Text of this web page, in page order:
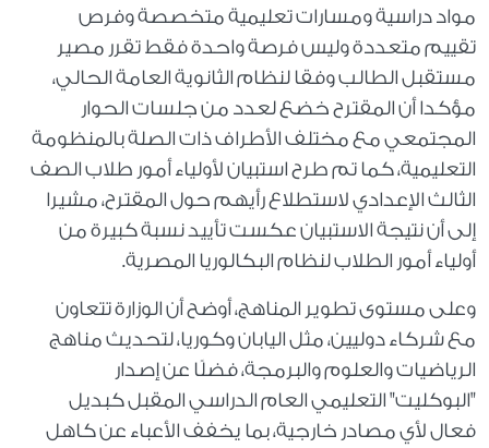
مواد دراسية ومسارات تعليمية متخصصة وفرص
تقييم متعددة وليس فرصة واحدة فقط تقرر مصير
مستقبل الطالب وفقا لنظام الثانوية العامة الحالي،
مؤكدا أن المقترح خضع لعدد من جلسات الحوار
المجتمعي مع مختلف الأطراف ذات الصلة بالمنظومة
التعليمية، كما تم طرح استبيان لأولياء أمور طلاب الصف
الثالث الإعدادي لاستطلاع رأيهم حول المقترح، مشيرا
إلى أن نتيجة الاستبيان عكست تأييد نسبة كبيرة من
أولياء أمور الطلاب لنظام البكالوريا المصرية.
وعلى مستوى تطوير المناهج، أوضح أن الوزارة تتعاون
مع شركاء دوليين، مثل اليابان وكوريا، لتحديث مناهج
الرياضيات والعلوم والبرمجة، فضلًا عن إصدار
"البوكليت" التعليمي العام الدراسي المقبل كبديل
فعال لأي مصادر خارجية، بما يخفف الأعباء عن كاهل